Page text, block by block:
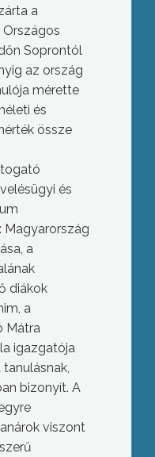
a
Országos
Soprontól
az ország
mérette
és
össze
és
Magyarország
a
diákok
a
Mátra
igazgatója
bizonyít. A
viszont